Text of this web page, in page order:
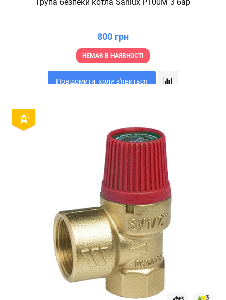
800 грн
НЕМАЄ В НАЯВНОСТІ
Повідомити, коли з'явиться